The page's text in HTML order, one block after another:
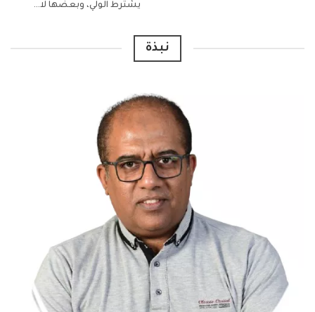
يشترط الولي، وبعضها لا…
نبذة